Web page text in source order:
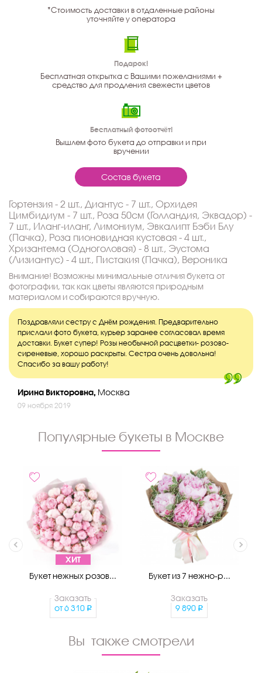
*Стоимость доставки в отдаленные районы
уточняйте у оператора
Подарок!
Бесплатная открытка с Вашими пожеланиями +
средство для продления свежести цветов
Бесплатный фотоотчёт!
Вышлем фото букета до отправки и при
вручении
Состав букета
Гортензия - 2 шт., Диантус - 7 шт., Орхидея
Цимбидиум - 7 шт., Роза 50см (Голландия, Эквадор) -
7 шт., Иланг-иланг, Лимониум, Эвкалипт Бэби Блу
(Пачка), Роза пионовидная кустовая - 4 шт.,
Хризантема (Одноголовая) - 8 шт., Эустома
(Лизиантус) - 4 шт., Пистакия (Пачка), Вероника
Внимание! Возможны минимальные отличия букета от
фотографии, так как цветы являются природным
материалом и собираются вручную.
Поздравляли сестру с Днём рождения. Предварительно
прислали фото букета, курьер заранее согласовал время
доставки. Букет супер! Розы необычной расцветки- розово-
сиреневые, хорошо раскрыты. Сестра очень довольна!
Спасибо за вашу работу!
Ирина Викторовна, Москва
09 ноября 2019
Популярные букеты в Москве
ХИТ
Букет нежных розов...
Заказать
от 6 310
Букет из 7 нежно-р...
Заказать
9 890
Вы также смотрели